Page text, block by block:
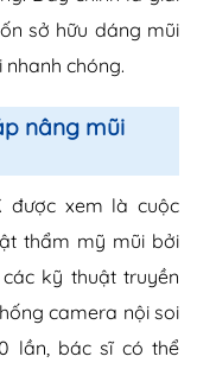
sở hữu dáng mũi
chóng.
nâng mũi
được xem là cuộc
thẩm mỹ mũi bởi
kỹ thuật truyền
camera nội soi
lần, bác sĩ có thể